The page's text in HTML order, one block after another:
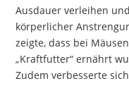
Ausdauer verleihen
körperlicher
zeigte, dass bei
„Kraftfutter“ ernährt
Zudem verbesserte